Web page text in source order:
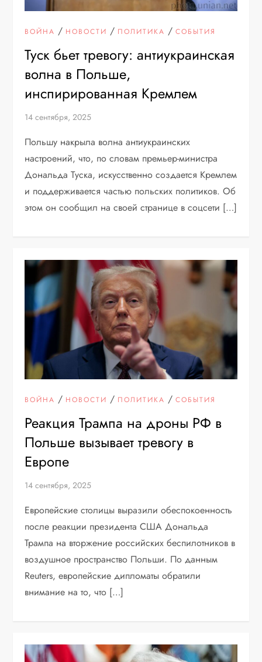
ВОЙНА / НОВОСТИ / ПОЛИТИКА /СОБЫТИЯ
Туск бьет тревогу: антиукраинская
волна в Польше,
инспирированная Кремлем
14 сентября, 2025
Польшу накрыла волна антиукраинских
настроений, что, по словам премьер-министра
Дональда Туска, искусственно создается Кремлем
и поддерживается частью польских политиков. Об
этом он сообщил на своей странице в соцсети […]
ВОЙНА / НОВОСТИ / ПОЛИТИКА /СОБЫТИЯ
Реакция Трампа на дроны РФ в
Польше вызывает тревогу в
Европе
14 сентября, 2025
Европейские столицы выразили обеспокоенность
после реакции президента США Дональда
Трампа на вторжение российских беспилотников в
воздушное пространство Польши. По данным
Reuters, европейские дипломаты обратили
внимание на то, что […]